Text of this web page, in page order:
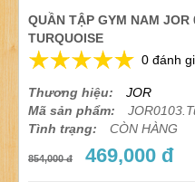
QUẦN TẬP GYM NAM JOR
TURQUOISE
0 đánh
Thương hiệu:
JOR
Mã sản phẩm:
Tình trạng:
CÒN HÀNG
854,000 đ 469,000 đ